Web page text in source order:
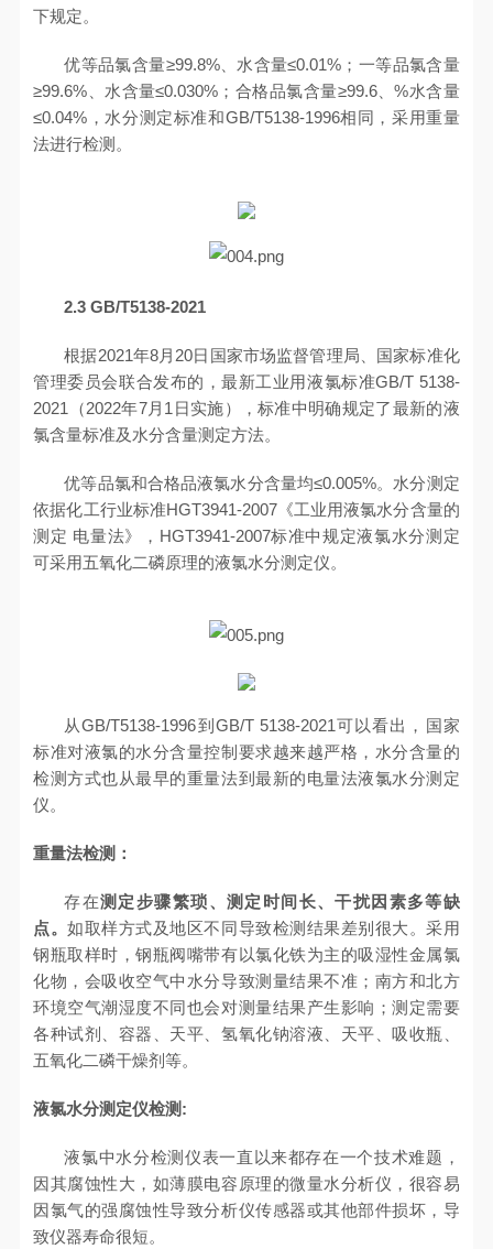
下规定。
优等品氯含量≥99.8%、水含量≤0.01%；一等品氯含量
≥99.6%、水含量≤0.030%；合格品氯含量≥99.6、%水含量
≤0.04%，水分测定标准和GB/T5138-1996相同，采用重量
法进行检测。
2.3 GB/T5138-2021
根据2021年8月20日国家市场监督管理局、国家标准化
管理委员会联合发布的，最新工业用液氯标准GB/T 5138-
2021（2022年7月1日实施），标准中明确规定了最新的液
氯含量标准及水分含量测定方法。
优等品氯和合格品液氯水分含量均≤0.005%。水分测定
依据化工行业标准HGT3941-2007《工业用液氯水分含量的
测定 电量法》，HGT3941-2007标准中规定液氯水分测定
可采用五氧化二磷原理的液氯水分测定仪。
从GB/T5138-1996到GB/T 5138-2021可以看出，国家
标准对液氯的水分含量控制要求越来越严格，水分含量的
检测方式也从最早的重量法到最新的电量法液氯水分测定
仪。
重量法检测：
存在测定步骤繁琐、测定时间长、干扰因素多等缺
点。如取样方式及地区不同导致检测结果差别很大。采用
钢瓶取样时，钢瓶阀嘴带有以氯化铁为主的吸湿性金属氯
化物，会吸收空气中水分导致测量结果不准；南方和北方
环境空气潮湿度不同也会对测量结果产生影响；测定需要
各种试剂、容器、天平、氢氧化钠溶液、天平、吸收瓶、
五氧化二磷干燥剂等。
液氯水分测定仪检测:
液氯中水分检测仪表一直以来都存在一个技术难题，
因其腐蚀性大，如薄膜电容原理的微量水分析仪，很容易
因氯气的强腐蚀性导致分析仪传感器或其他部件损坏，导
致仪器寿命很短。